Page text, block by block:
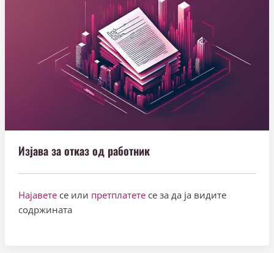
Изјава за отказ од работник
Најавете се или претплатетесе за да ја видите
содржината